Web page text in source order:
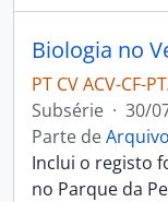
PT CV ACV-CF-
Subsérie · 30/
Parte de
Inclui o registo
no Parque da